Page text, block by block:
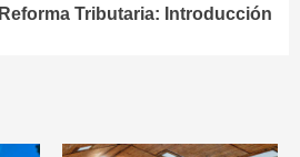
Reforma Tributaria: Introducción